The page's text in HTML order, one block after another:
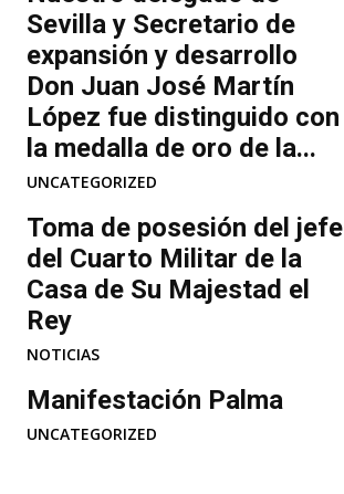
Sevilla y Secretario de
expansión y desarrollo
Don Juan José Martín
López fue distinguido con
la medalla de oro de la...
UNCATEGORIZED
Toma de posesión del jefe
del Cuarto Militar de la
Casa de Su Majestad el
Rey
NOTICIAS
Manifestación Palma
UNCATEGORIZED